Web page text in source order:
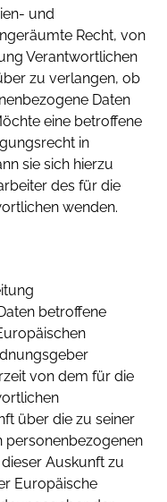
und
Recht, von
Verantwortlichen
zu verlangen, ob
Daten
eine betroffene
in
sie sich hierzu
des für die
wenden.
betroffene
von dem für die
über die zu seiner
personenbezogenen
Auskunft zu
Europäische